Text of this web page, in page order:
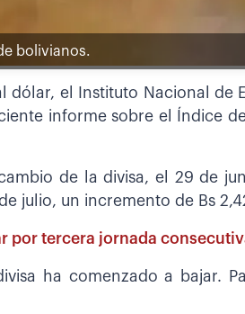
bolivianos.
dólar, el Instituto Nacional de
informe sobre el Índice
de la divisa, el 29 de
julio, un incremento de Bs
por tercera jornada
ha comenzado a bajar.